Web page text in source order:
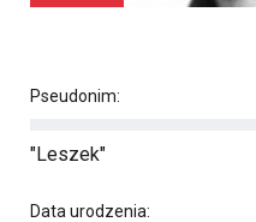
Pseudonim:
"Leszek"
Data urodzenia: